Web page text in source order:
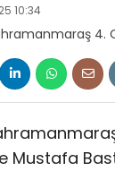
10:34
Mustafa